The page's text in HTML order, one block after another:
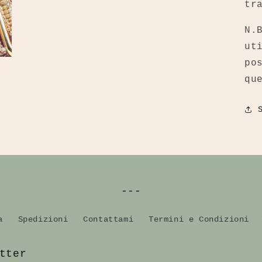
---
Spedizioni Contattami Termini e Condizioni